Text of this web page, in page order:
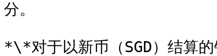
分。
*\*对于以新币（SGD）结算